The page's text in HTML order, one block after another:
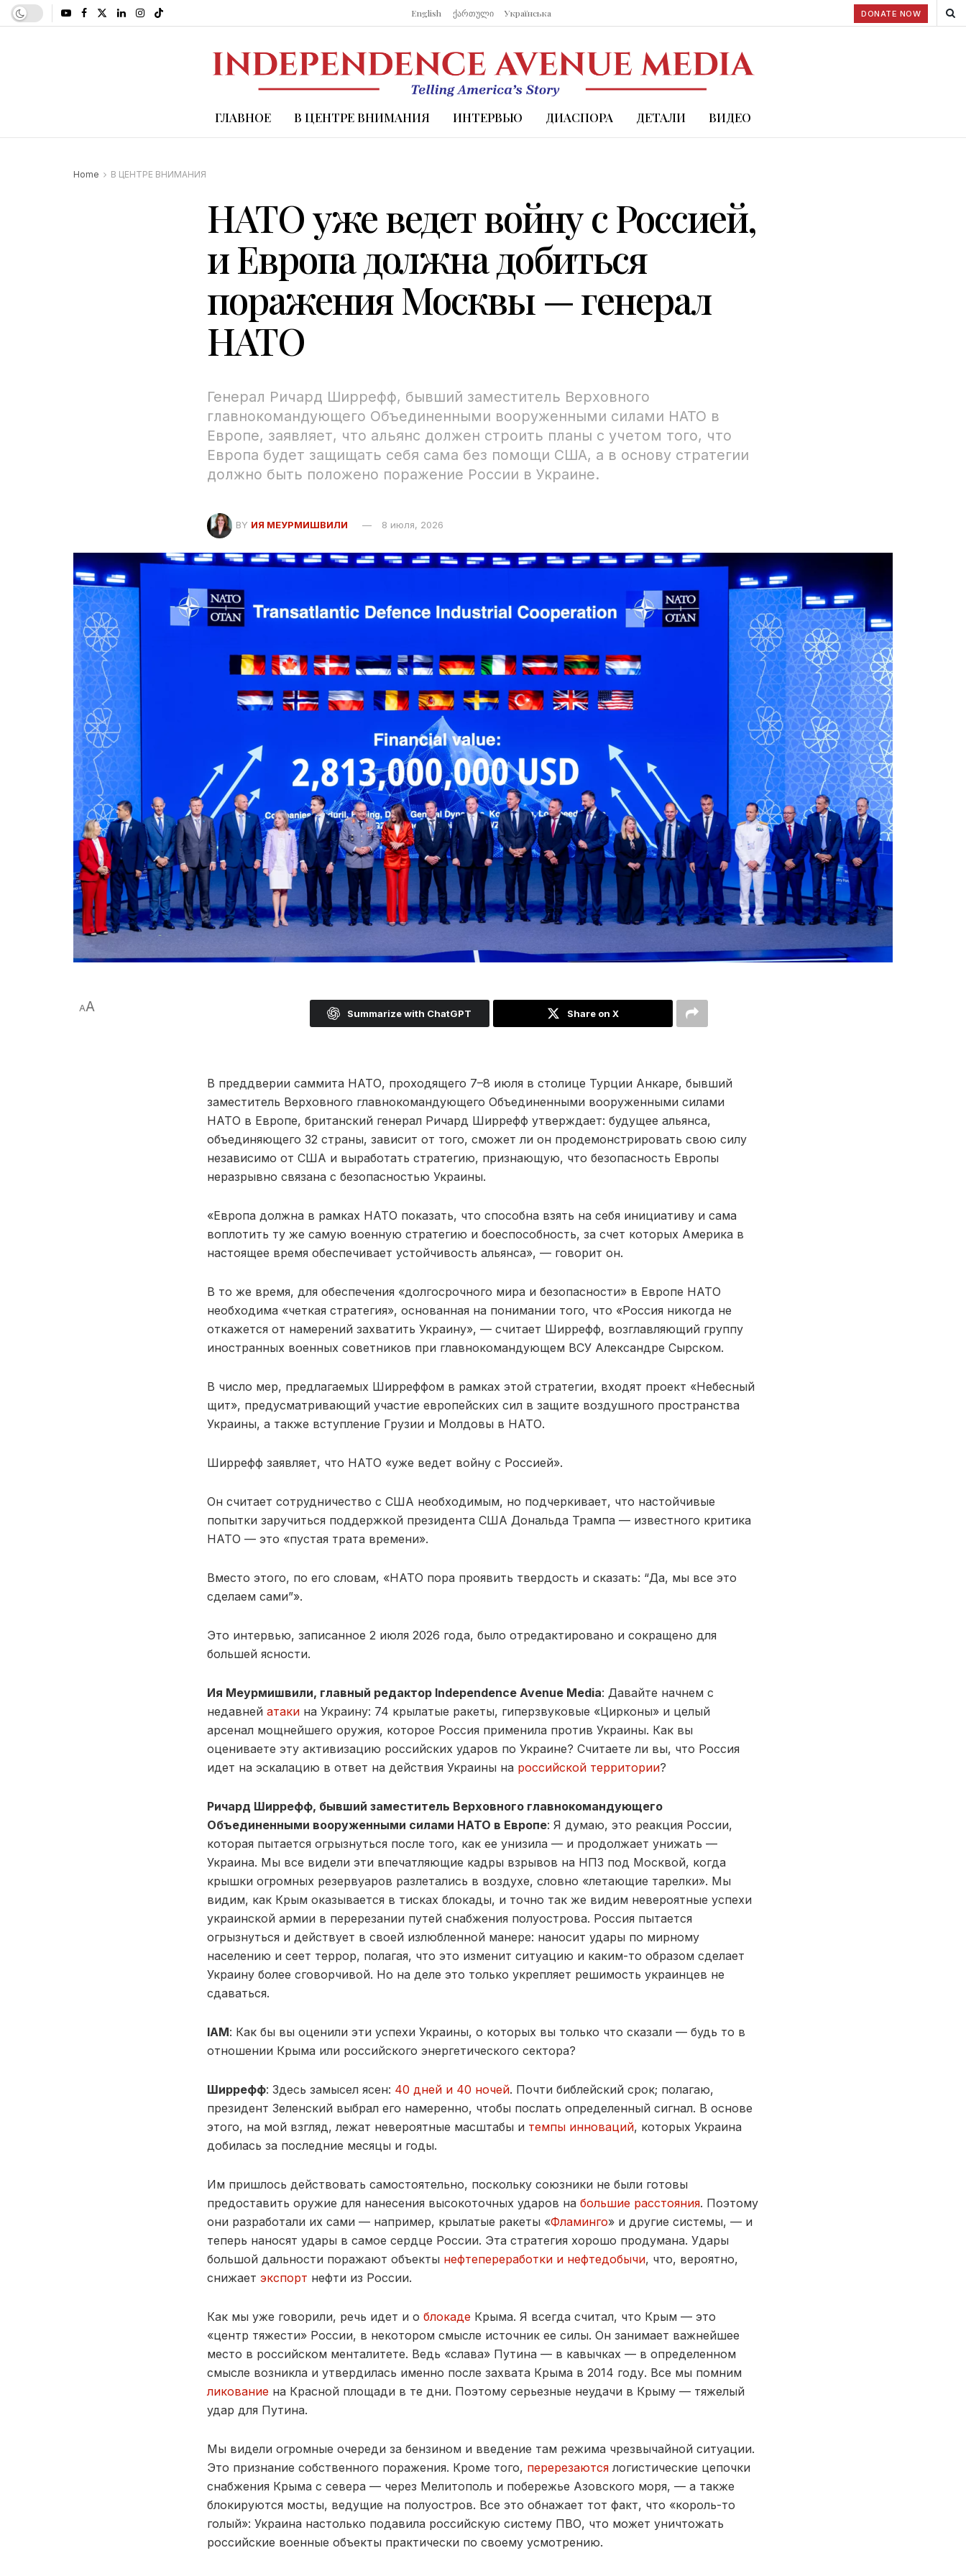
English ქართული Українська DONATE NOW
ГЛАВНОЕ В ЦЕНТРЕ ВНИМАНИЯ ИНТЕРВЬЮ ДИАСПОРА ДЕТАЛИ ВИДЕО
Home В ЦЕНТРЕ ВНИМАНИЯ
НАТО уже ведет войну с Россией,
и Европа должна добиться
поражения Москвы — генерал
НАТО
Генерал Ричард Ширрефф, бывший заместитель Верховного
главнокомандующего Объединенными вооруженными силами НАТО в
Европе, заявляет, что альянс должен строить планы с учетом того, что
Европа будет защищать себя сама без помощи США, а в основу стратегии
должно быть положено поражение России в Украине.
BY ИЯ МЕУРМИШВИЛИ 8 июля, 2026
AA Summarize with ChatGPT Share on X
В преддверии саммита НАТО, проходящего 7–8 июля в столице Турции Анкаре, бывший
заместитель Верховного главнокомандующего Объединенными вооруженными силами
НАТО в Европе, британский генерал Ричард Ширрефф утверждает: будущее альянса,
объединяющего 32 страны, зависит от того, сможет ли он продемонстрировать свою силу
независимо от США и выработать стратегию, признающую, что безопасность Европы
неразрывно связана с безопасностью Украины.
«Европа должна в рамках НАТО показать, что способна взять на себя инициативу и сама
воплотить ту же самую военную стратегию и боеспособность, за счет которых Америка в
настоящее время обеспечивает устойчивость альянса», — говорит он.
В то же время, для обеспечения «долгосрочного мира и безопасности» в Европе НАТО
необходима «четкая стратегия», основанная на понимании того, что «Россия никогда не
откажется от намерений захватить Украину», — считает Ширрефф, возглавляющий группу
иностранных военных советников при главнокомандующем ВСУ Александре Сырском.
В число мер, предлагаемых Ширреффом в рамках этой стратегии, входят проект «Небесный
щит», предусматривающий участие европейских сил в защите воздушного пространства
Украины, а также вступление Грузии и Молдовы в НАТО.
Ширрефф заявляет, что НАТО «уже ведет войну с Россией».
Он считает сотрудничество с США необходимым, но подчеркивает, что настойчивые
попытки заручиться поддержкой президента США Дональда Трампа — известного критика
НАТО — это «пустая трата времени».
Вместо этого, по его словам, «НАТО пора проявить твердость и сказать: “Да, мы все это
сделаем сами”».
Это интервью, записанное 2 июля 2026 года, было отредактировано и сокращено для
большей ясности.
Ия Меурмишвили, главный редактор Independence Avenue Media: Давайте начнем с
недавней атаки на Украину: 74 крылатые ракеты, гиперзвуковые «Цирконы» и целый
арсенал мощнейшего оружия, которое Россия применила против Украины. Как вы
оцениваете эту активизацию российских ударов по Украине? Считаете ли вы, что Россия
идет на эскалацию в ответ на действия Украины на российской территории?
Ричард Ширрефф, бывший заместитель Верховного главнокомандующего
Объединенными вооруженными силами НАТО в Европе: Я думаю, это реакция России,
которая пытается огрызнуться после того, как ее унизила — и продолжает унижать —
Украина. Мы все видели эти впечатляющие кадры взрывов на НПЗ под Москвой, когда
крышки огромных резервуаров разлетались в воздухе, словно «летающие тарелки». Мы
видим, как Крым оказывается в тисках блокады, и точно так же видим невероятные успехи
украинской армии в перерезании путей снабжения полуострова. Россия пытается
огрызнуться и действует в своей излюбленной манере: наносит удары по мирному
населению и сеет террор, полагая, что это изменит ситуацию и каким-то образом сделает
Украину более сговорчивой. Но на деле это только укрепляет решимость украинцев не
сдаваться.
IAM: Как бы вы оценили эти успехи Украины, о которых вы только что сказали — будь то в
отношении Крыма или российского энергетического сектора?
Ширрефф: Здесь замысел ясен: 40 дней и 40 ночей. Почти библейский срок; полагаю,
президент Зеленский выбрал его намеренно, чтобы послать определенный сигнал. В основе
этого, на мой взгляд, лежат невероятные масштабы и темпы инноваций, которых Украина
добилась за последние месяцы и годы.
Им пришлось действовать самостоятельно, поскольку союзники не были готовы
предоставить оружие для нанесения высокоточных ударов на большие расстояния. Поэтому
они разработали их сами — например, крылатые ракеты «Фламинго» и другие системы, — и
теперь наносят удары в самое сердце России. Эта стратегия хорошо продумана. Удары
большой дальности поражают объекты нефтепереработки и нефтедобычи, что, вероятно,
снижает экспорт нефти из России.
Как мы уже говорили, речь идет и о блокаде Крыма. Я всегда считал, что Крым — это
«центр тяжести» России, в некотором смысле источник ее силы. Он занимает важнейшее
место в российском менталитете. Ведь «слава» Путина — в кавычках — в определенном
смысле возникла и утвердилась именно после захвата Крыма в 2014 году. Все мы помним
ликование на Красной площади в те дни. Поэтому серьезные неудачи в Крыму — тяжелый
удар для Путина.
Мы видели огромные очереди за бензином и введение там режима чрезвычайной ситуации.
Это признание собственного поражения. Кроме того, перерезаютсялогистические цепочки
снабжения Крыма с севера — через Мелитополь и побережье Азовского моря, — а также
блокируются мосты, ведущие на полуостров. Все это обнажает тот факт, что «король-то
голый»: Украина настолько подавила российскую систему ПВО, что может уничтожать
российские военные объекты практически по своему усмотрению.